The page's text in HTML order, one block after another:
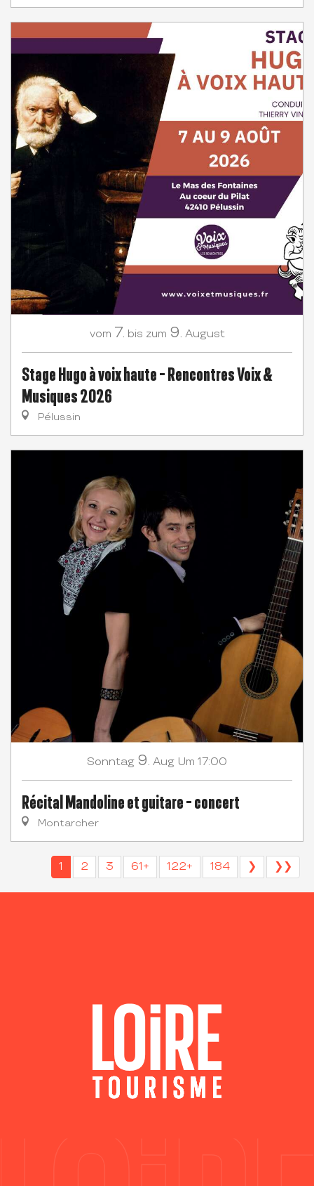
vom 7. bis zum 9. August
Stage Hugo à voix haute - Rencontres Voix &
Musiques 2026
Pélussin
Sonntag 9. Aug Um 17:00
Récital Mandoline et guitare - concert
Montarcher
1 2 3 61+ 122+ 184 ❯ ❯❯